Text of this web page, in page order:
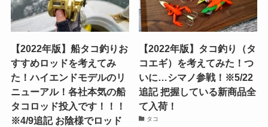
【2022年版】船タコ釣りお
すすめロッドを考えてみ
た！ハイエンドモデルのリ
ニューアル！各社本気の船
タコロッド投入です！！！
※4/9追記 お陰様でロッド
【2022年版】タコ釣り（タ
コエギ）を考えてみた！つ
いに…シマノ参戦！※5/22
追記 把握している新商品全
て入荷！
タコ